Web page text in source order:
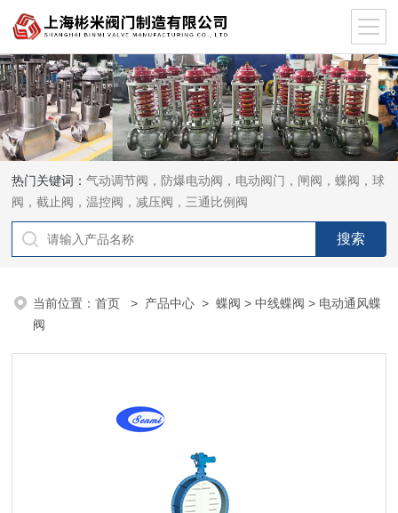
热门关键词：气动调节阀，防爆电动阀，电动阀门，闸阀，蝶阀，球
阀，截止阀，温控阀，减压阀，三通比例阀
当前位置：首页 > 产品中心 >蝶阀 >中线蝶阀 > 电动通风蝶
阀